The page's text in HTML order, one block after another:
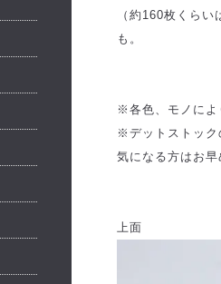
（約160枚くら
も。
※各色、モノによ
※デットストック
気になる方はお
上面